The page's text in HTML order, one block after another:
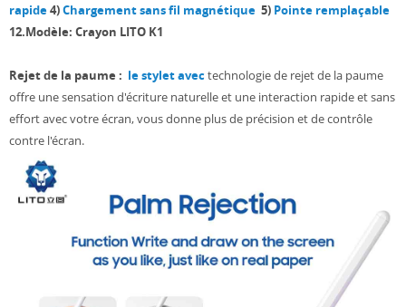
rapide4)Chargement sans fil magnétique 5) Pointe remplaçable
12.Modèle: Crayon LITO K1
Rejet de la paume : le stylet avec technologie de rejet de la paume
offre une sensation d'écriture naturelle et une interaction rapide et sans
effort avec votre écran, vous donne plus de précision et de contrôle
contre l'écran.